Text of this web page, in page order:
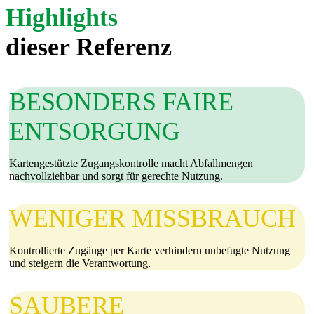
Highlights
dieser Referenz
BESONDERS FAIRE
ENTSORGUNG
Kartengestützte Zugangskontrolle macht Abfallmengen
nachvollziehbar und sorgt für gerechte Nutzung.
WENIGER MISSBRAUCH
Kontrollierte Zugänge per Karte verhindern unbefugte Nutzung
und steigern die Verantwortung.
SAUBERE